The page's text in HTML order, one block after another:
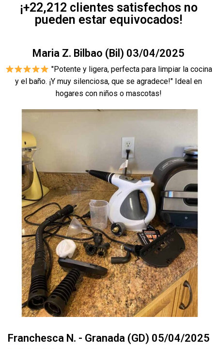
¡+22,212 clientes satisfechos no
pueden estar equivocados!
Maria Z. Bilbao (Bil) 03/04/2025
"Potente y ligera, perfecta para limpiar la cocina
y el baño. ¡Y muy silenciosa, que se agradece!" Ideal en
hogares con niños o mascotas!
Franchesca N. - Granada (GD) 05/04/2025